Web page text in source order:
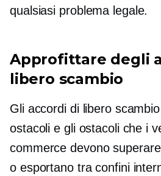
qualsiasi problema legale.
Approfittare degli
libero scambio
Gli accordi di libero
ostacoli e gli ostacoli che i
commerce devono
o esportano tra confini